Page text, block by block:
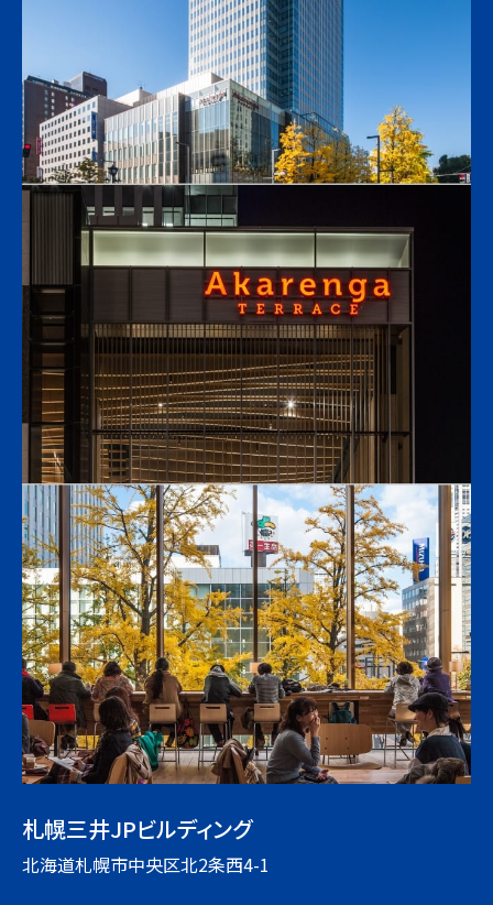
札幌三井JPビルディング
北海道札幌市中央区北2条西4-1